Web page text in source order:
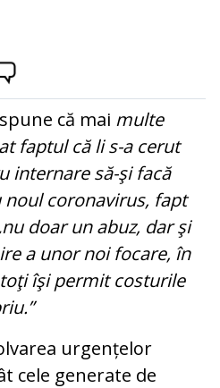
că mai multe
faptul că li s-a cerut
internare să-şi facă
coronavirus, fapt
doar un abuz, dar şi
a unor noi focare, în
îşi permit costurile
urgențelor
cele generate de